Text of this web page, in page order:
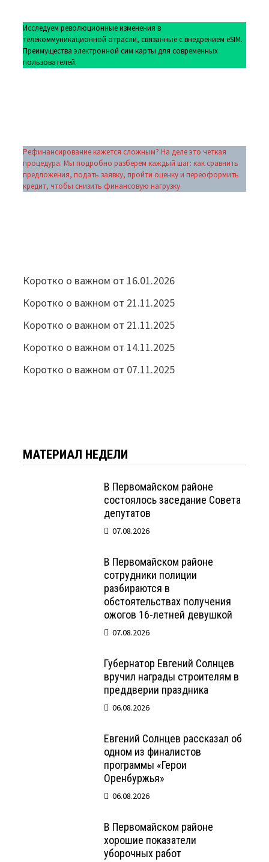
Исследуем революционные изменения в
телекоммуникационной отрасли, связанные с внедрением eSIM.
Преимущества электронной сим карты для современных
пользователей.
Рефинансирование кажется сложным? На деле это четкая
процедура. Мы подробно разберем каждый шаг: как сравнить
предложения, подать заявку, пройти оценку и переоформить
кредит, чтобы снизить финансовую нагрузку.
Коротко о важном от 16.01.2026
Коротко о важном от 21.11.2025
Коротко о важном от 21.11.2025
Коротко о важном от 14.11.2025
Коротко о важном от 07.11.2025
МАТЕРИАЛ НЕДЕЛИ
В Первомайском районе
состоялось заседание Совета
депутатов
07.08.2026
В Первомайском районе
сотрудники полиции
разбираются в
обстоятельствах получения
ожогов 16-летней девушкой
07.08.2026
Губернатор Евгений Солнцев
вручил награды строителям в
преддверии праздника
06.08.2026
Евгений Солнцев рассказал об
одном из финалистов
программы «Герои
Оренбуржья»
06.08.2026
В Первомайском районе
хорошие показатели
уборочных работ